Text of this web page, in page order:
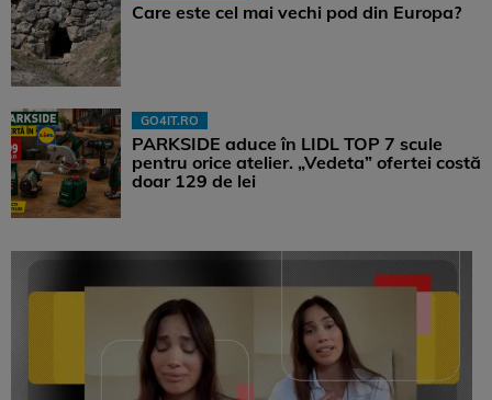
Care este cel mai vechi pod din Europa?
GO4IT.RO
PARKSIDE aduce în LIDL TOP 7 scule
pentru orice atelier. „Vedeta” ofertei costă
doar 129 de lei